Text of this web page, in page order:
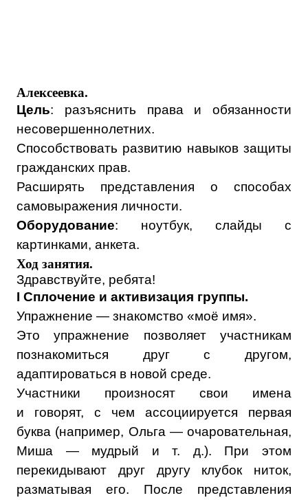
Алексеевка.
Цель: разъяснить права и обязанности
несовершеннолетних.
Способствовать развитию навыков защиты
гражданских прав.
Расширять представления о способах
самовыражения личности.
Оборудование: ноутбук, слайды с
картинками, анкета.
Ход занятия.
Здравствуйте, ребята!
I Сплочение и активизация группы.
Упражнение — знакомство «моё имя».
Это упражнение позволяет участникам
познакомиться друг с другом,
адаптироваться в новой среде.
Участники произносят свои имена
и говорят, с чем ассоциируется первая
буква (например, Ольга — очаровательная,
Миша — мудрый и т. д.). При этом
перекидывают друг другу клубок ниток,
разматывая его. После представления